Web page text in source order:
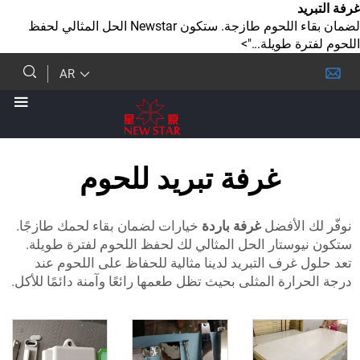
لضمان بقاء اللحوم طازجة. ستكون Newstar الحل المثالي لحفظ
طويلة...">
غرفة تبريد للحوم
غرفة باردةخيارات لضمان بقاء لحمك طازجًا.
الحل المثالي لك لحفظ اللحوم لفترة طويلة.
التبريد لدينا مثالية للحفاظ على اللحوم عند
المثلى بحيث تظل طعمها رائعًا وآمنة دائمًا للأكل.